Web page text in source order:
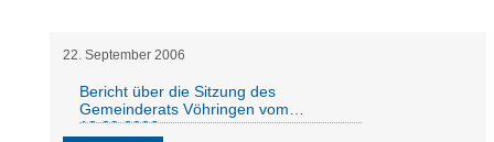
22. September 2006
Bericht über die Sitzung des
Gemeinderats Vöhringen vom
18.09.2006